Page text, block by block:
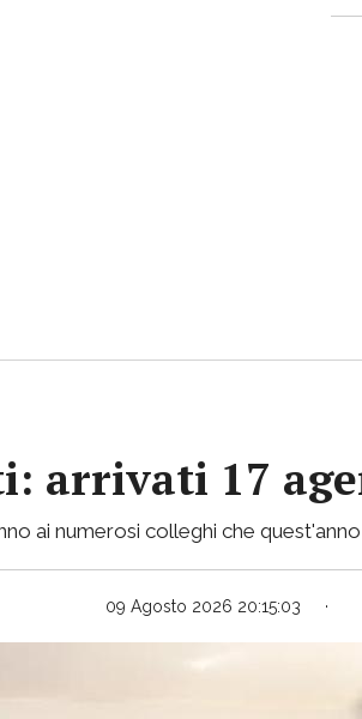
arrivati 17
ai numerosi colleghi che
09 Agosto 2026 20:15:03